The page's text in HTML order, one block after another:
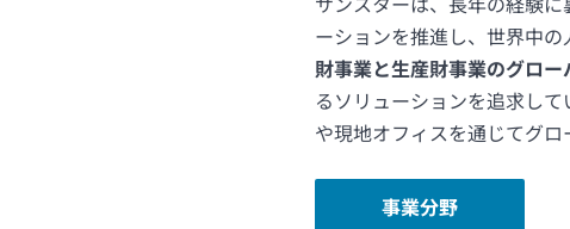
ーションを推進し、世界中の
財事業と生産財事業のグロ
るソリューションを追求し
や現地オフィスを通じてグロ
事業分野